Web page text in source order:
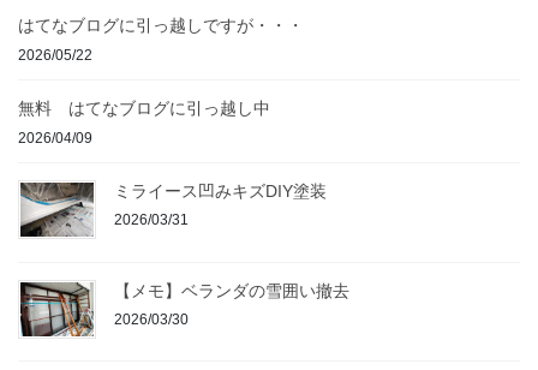
はてなブログに引っ越しですが・・・
2026/05/22
無料 はてなブログに引っ越し中
2026/04/09
ミライース凹みキズDIY塗装
2026/03/31
【メモ】ベランダの雪囲い撤去
2026/03/30